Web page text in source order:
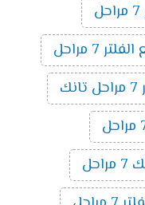
7 مراحل